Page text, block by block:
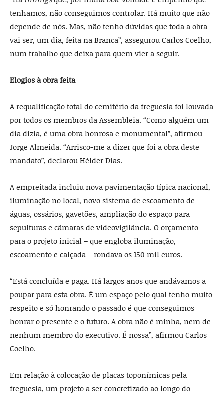
tenhamos, não conseguimos controlar. Há muito que não
depende de nós. Mas, não tenho dúvidas que toda a obra
vai ser, um dia, feita na Branca”, assegurou Carlos Coelho,
num trabalho que deixa para quem vier a seguir.
Elogios à obra feita
A requalificação total do cemitério da freguesia foi louvada
por todos os membros da Assembleia. “Como alguém um
dia dizia, é uma obra honrosa e monumental”, afirmou
Jorge Almeida. “Arrisco-me a dizer que foi a obra deste
mandato”, declarou Hélder Dias.
A empreitada incluiu nova pavimentação típica nacional,
iluminação no local, novo sistema de escoamento de
águas, ossários, gavetões, ampliação do espaço para
sepulturas e câmaras de videovigilância. O orçamento
para o projeto inicial – que engloba iluminação,
escoamento e calçada – rondava os 150 mil euros.
“Está concluída e paga. Há largos anos que andávamos a
poupar para esta obra. É um espaço pelo qual tenho muito
respeito e só honrando o passado é que conseguimos
honrar o presente e o futuro. A obra não é minha, nem de
nenhum membro do executivo. É nossa”, afirmou Carlos
Coelho.
Em relação à colocação de placas toponímicas pela
freguesia, um projeto a ser concretizado ao longo do